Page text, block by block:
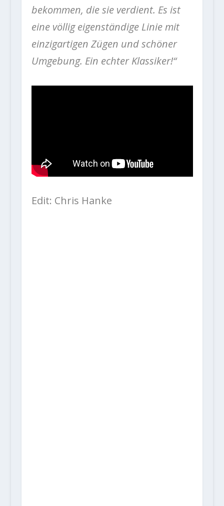
bekommen, die sie verdient. Es ist
eine völlig eigenständige Linie mit
einzigartigen Zügen und schöner
Umgebung. Ein echter Klassiker!“
Edit: Chris Hanke